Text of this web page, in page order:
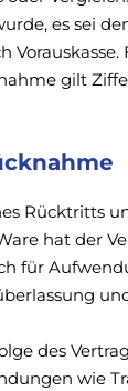
es sei
Vorauskasse.
gilt
Rücktritts
hat der
für
des
wie